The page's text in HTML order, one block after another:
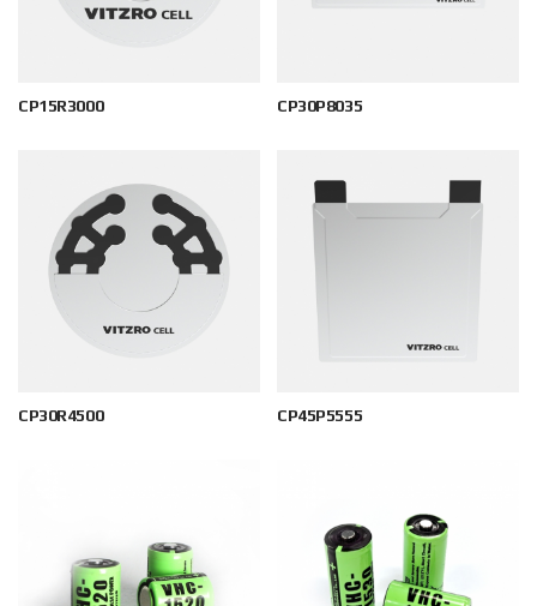
CP15R3000 CP30P8035
CP30R4500 CP45P5555